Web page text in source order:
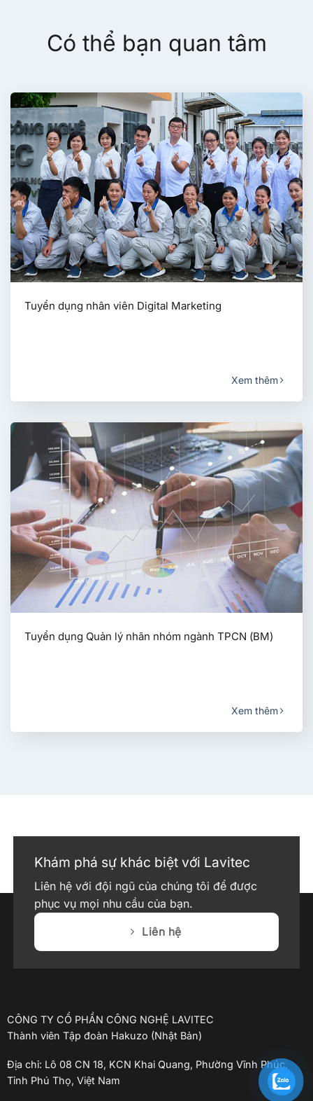
Có thể bạn quan tâm
Tuyển dụng nhân viên Digital Marketing
Xem thêm
Tuyển dụng Quản lý nhãn nhóm ngành TPCN (BM)
Xem thêm
Khám phá sự khác biệt với Lavitec
Liên hệ với đội ngũ của chúng tôi để được
phục vụ mọi nhu cầu của bạn.
Liên hệ
CÔNG TY CỔ PHẦN CÔNG NGHỆ LAVITEC
Thành viên Tập đoàn Hakuzo (Nhật Bản)
Địa chỉ: Lô 08 CN 18, KCN Khai Quang, Phường Vĩnh Phúc,
Tỉnh Phú Thọ, Việt Nam